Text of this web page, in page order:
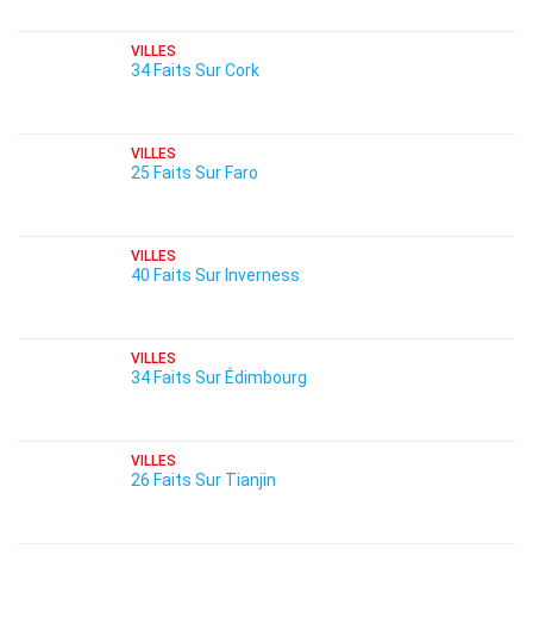
VILLES
34 Faits Sur Cork
VILLES
25 Faits Sur Faro
VILLES
40 Faits Sur Inverness
VILLES
34 Faits Sur Édimbourg
VILLES
26 Faits Sur Tianjin